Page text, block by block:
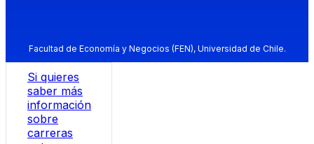
Facultad de Economía y Negocios (FEN), Universidad de Chile.
Si quieres
saber más
información
sobre
carreras